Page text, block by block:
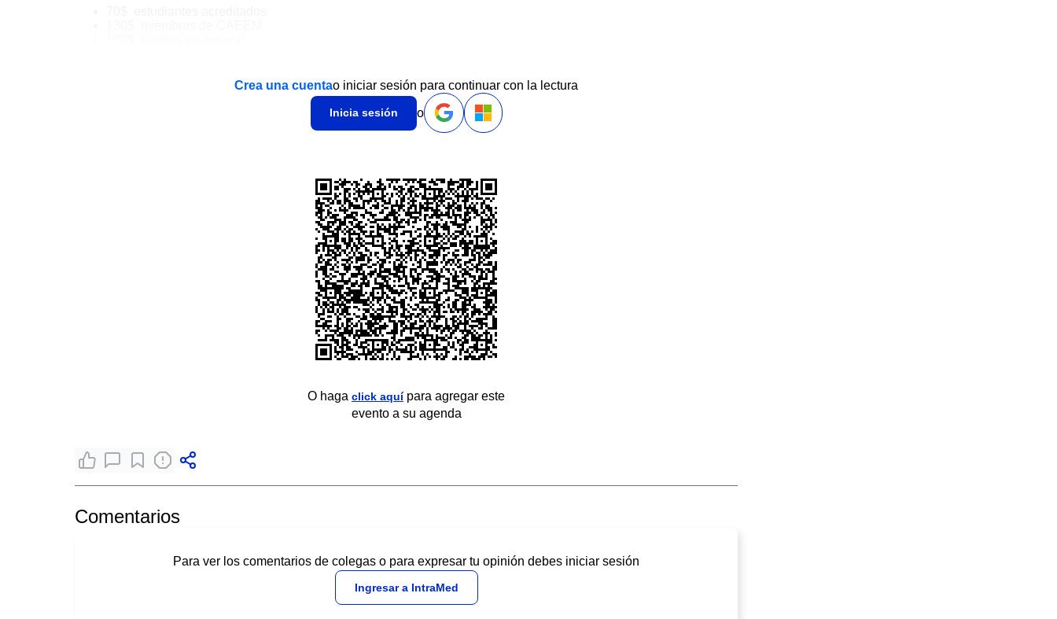
Crea una cuentao iniciar sesión para continuar con la lectura
Inicia sesión o
O haga click aquípara agregar este
evento a su agenda
Comentarios
Para ver los comentarios de colegas o para expresar tu opinión debes iniciar sesión
Ingresar a IntraMed